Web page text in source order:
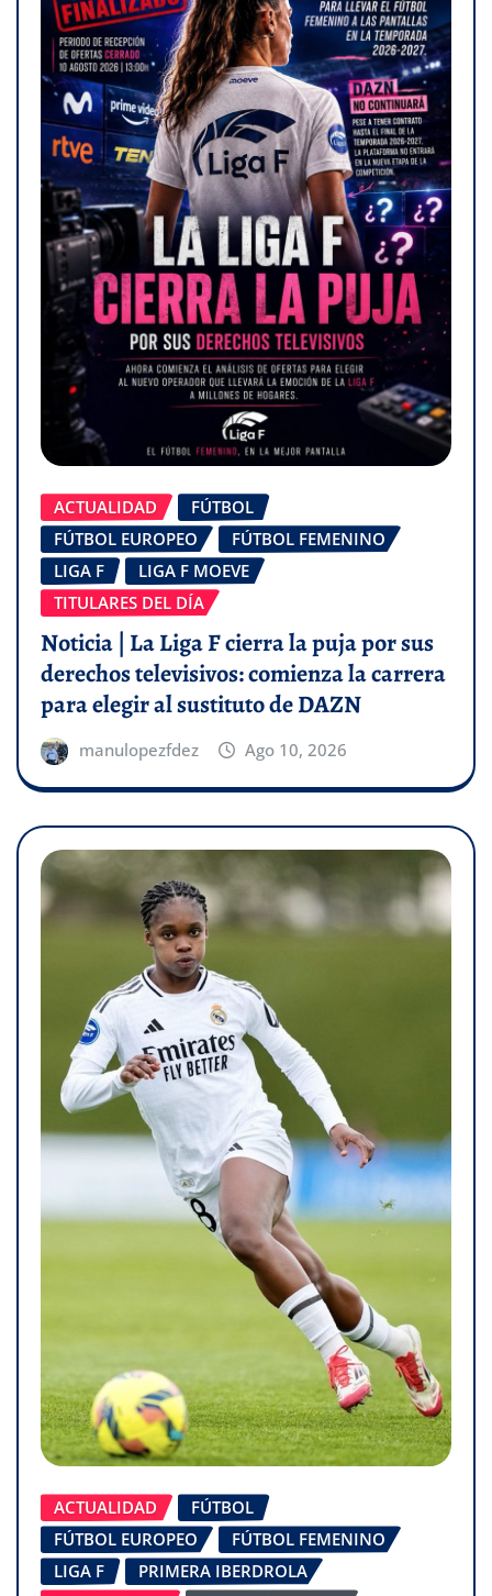
ACTUALIDAD
FÚTBOL
FÚTBOL EUROPEO
FÚTBOL FEMENINO
LIGA F
LIGA F MOEVE
TITULARES DEL DÍA
Noticia | La Liga F cierra la puja por sus
derechos televisivos: comienza la carrera
para elegir al sustituto de DAZN
manulopezfdez Ago 10, 2026
ACTUALIDAD
FÚTBOL
FÚTBOL EUROPEO
FÚTBOL FEMENINO
LIGA F
PRIMERA IBERDROLA